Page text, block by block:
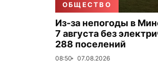
ОБЩЕСТВО
Из-за непогоды в
7 августа без
288 поселений
08:50 07.08.2026